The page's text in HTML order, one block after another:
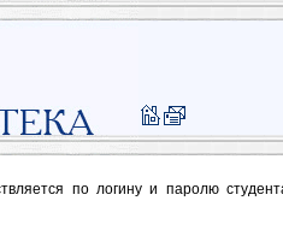
по логину и паролю